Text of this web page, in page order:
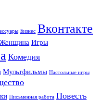
Бизнес Вконтакте
Женщина Игры
Комедия
Мультфильмы Настольные игры
Письменная работа Повесть